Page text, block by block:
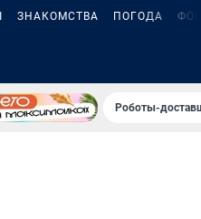
ЗНАКОМСТВА ПОГОДА
Роботы-